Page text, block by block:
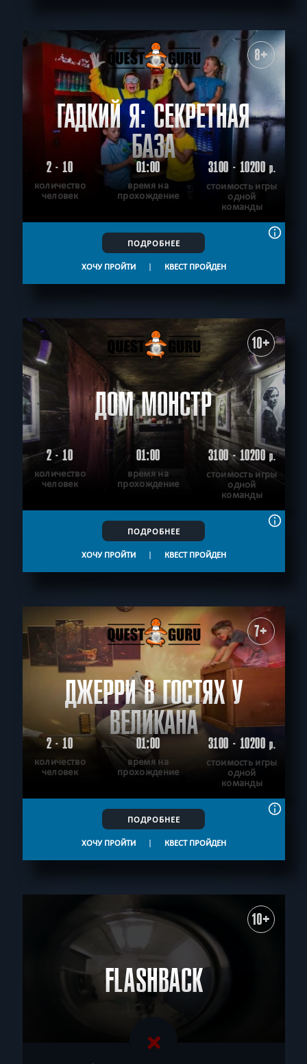
8+
ГАДКИЙ Я: СЕКРЕТНАЯ
БАЗА
2 - 10
количество
человек
01:00
время на
прохождение
3100 - 10200р.
стоимость игры
одной
команды
ПОДРОБНЕЕ
ХОЧУ ПРОЙТИ | КВЕСТ ПРОЙДЕН
10+
ДОМ МОНСТР
2 - 10
количество
человек
01:00
время на
прохождение
3100 - 10200р.
стоимость игры
одной
команды
ПОДРОБНЕЕ
ХОЧУ ПРОЙТИ | КВЕСТ ПРОЙДЕН
7+
ДЖЕРРИ В ГОСТЯХ У
ВЕЛИКАНА
2 - 10
количество
человек
01:00
время на
прохождение
3100 - 10200р.
стоимость игры
одной
команды
ПОДРОБНЕЕ
ХОЧУ ПРОЙТИ | КВЕСТ ПРОЙДЕН
10+
FLASHBACK